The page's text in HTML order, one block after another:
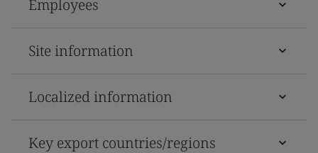
Employees
Site information
Localized information
Key export countries/regions